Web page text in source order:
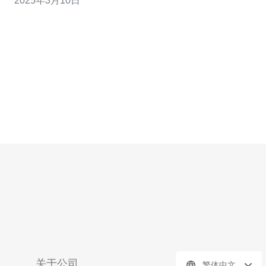
事项，以确保服务器的性能和安全。本文将介绍一些关注
关于公司